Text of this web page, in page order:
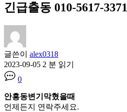
긴급출동 010-5617-3371
글쓴이 alex0318
2023-09-05 2 분 읽기
0
안흥동변기막혔을때
언제든지 연락주세요.